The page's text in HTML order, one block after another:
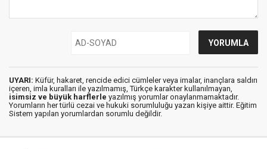
UYARI: Küfür, hakaret, rencide edici cümleler veya imalar, inançlara saldırı
içeren, imla kuralları ile yazılmamış, Türkçe karakter kullanılmayan,
isimsiz ve büyük harflerle yazılmış yorumlar onaylanmamaktadır.
Yorumların her türlü cezai ve hukuki sorumluluğu yazan kişiye aittir. Eğitim
Sistem yapılan yorumlardan sorumlu değildir.